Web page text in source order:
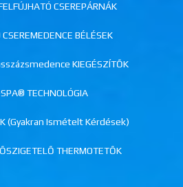
CSEREPÁRNÁK
BÉLÉSEK
KIEGÉSZÍTŐK
TECHNOLÓGIA
(Gyakran Ismételt Kérdések)
THERMOTETŐK